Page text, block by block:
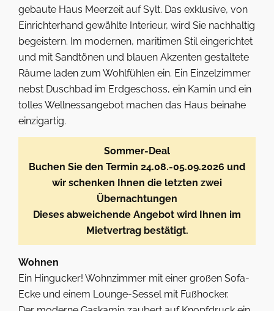
gebaute Haus Meerzeit auf Sylt. Das exklusive, von
Einrichterhand gewählte Interieur, wird Sie nachhaltig
begeistern. Im modernen, maritimen Stil eingerichtet
und mit Sandtönen und blauen Akzenten gestaltete
Räume laden zum Wohlfühlen ein. Ein Einzelzimmer
nebst Duschbad im Erdgeschoss, ein Kamin und ein
tolles Wellnessangebot machen das Haus beinahe
einzigartig.
Sommer-Deal
Buchen Sie den Termin 24.08.-05.09.2026 und
wir schenken Ihnen die letzten zwei
Übernachtungen
Dieses abweichende Angebot wird Ihnen im
Mietvertrag bestätigt.
Wohnen
Ein Hingucker! Wohnzimmer mit einer großen Sofa-
Ecke und einem Lounge-Sessel mit Fußhocker.